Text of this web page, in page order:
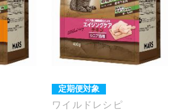
定期便対象
ワイルドレシピ